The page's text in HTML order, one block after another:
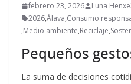
febrero 23, 2026 Luna Henxe
2026,Álava,Consumo
,Medio ambiente,Reciclaje,
Pequeños
La suma de decisiones